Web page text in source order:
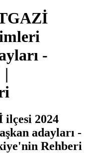
-
|
2024
adayları -
Rehberi